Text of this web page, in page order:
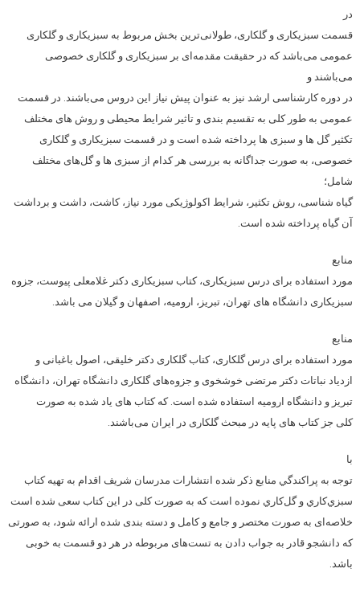
در
قسمت سبزیکاری و گلکاری، طولانی‌ترین بخش مربوط به سبزیکاری و گلکاری
عمومی می‌باشد که در حقیقت مقدمه‌ای بر سبزیکاری و گلکاری خصوصی
می‌باشند و
در دوره کارشناسی ارشد نیز به عنوان پیش نیاز این دروس می‌باشند. در قسمت
عمومی به طور کلی به تقسیم بندی و تاثیر شرایط محیطی و روش های مختلف
تکثیر گل ها و سبزی ها پرداخته شده است و در قسمت سبزیکاری و گلکاری
خصوصی، به صورت جداگانه به بررسی هر کدام از سبزی ها و گل‌های مختلف
شامل؛
گیاه شناسی، روش تکثیر، شرایط اکولوژیکی مورد نیاز، کاشت، داشت و برداشت
آن گیاه پرداخته شده است.
منابع
مورد استفاده برای درس سبزیکاری، کتاب سبزیکاری دکتر غلامعلی پیوست، جزوه
سبزیکاری دانشگاه های تهران، تبریز، ارومیه، اصفهان و گیلان می باشد.
منابع
مورد استفاده برای درس گلکاری، کتاب گلکاری دکتر خلیقی، اصول باغبانی و
ازدیاد نباتات دکتر مرتضی خوشخوی و جزوه‌های گلکاری دانشگاه تهران، دانشگاه
تبریز و دانشگاه ارومیه استفاده شده است. که کتاب های یاد شده به صورت
کلی جز کتاب های پایه در مبحث گلکاری در ایران می‌باشند.
با
توجه به پراكندگي منابع ذكر شده انتشارات مدرسان شريف اقدام به تهيه كتاب
سبزي‌كاري و گل‌كاري نموده است كه به صورت کلی در این کتاب سعی شده است
خلاصه‌ای به صورت مختصر و جامع و کامل و دسته بندی شده ارائه شود، به صورتی
که دانشجو قادر به جواب دادن به تست‌های مربوطه در هر دو قسمت به خوبی
باشد.